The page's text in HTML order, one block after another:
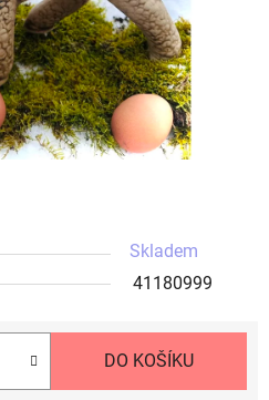
Skladem
41180999
DO KOŠÍKU